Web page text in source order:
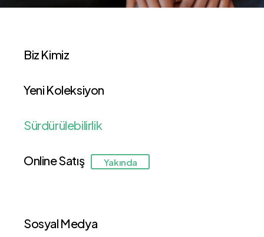
Biz Kimiz
Yeni Koleksiyon
Sürdürülebilirlik
Online Satış Yakında
Sosyal Medya